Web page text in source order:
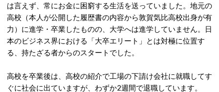
は言えず、常にお金に困窮する生活を送っていました。地元の
高校（本人が公開した履歴書の内容から敦賀気比高校出身が有
力）に進学・卒業したものの、大学へは進学していません。日
本のビジネス界における「大卒エリート」とは対極に位置す
る、持たざる者からのスタートでした。
高校を卒業後は、高校の紹介で工場の下請け会社に就職してす
ぐに社会に出ていますが、わずか2週間で退職しています。